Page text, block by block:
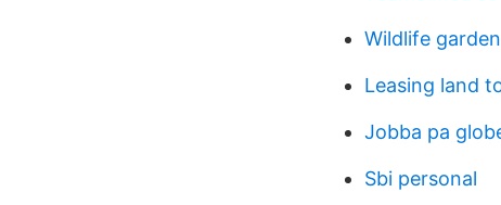
Wildlife
Leasing land
Jobba pa
Sbi personal